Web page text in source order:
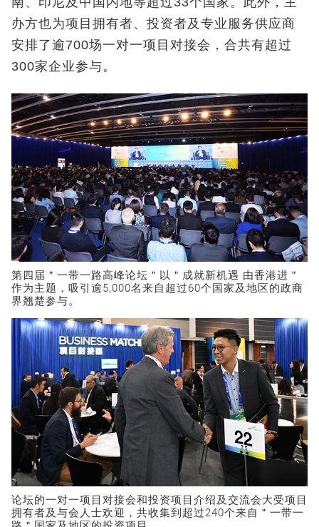
办方也为项目拥有者、投资者及专业服务供应商
安排了逾700场一对一项目对接会，合共有超过
300家企业参与。
第四届＂一带一路高峰论坛＂以＂成就新机遇 由香港进＂
作为主题，吸引逾5,000名来自超过60个国家及地区的政商
界翘楚参与。
论坛的一对一项目对接会和投资项目介绍及交流会大受项目
拥有者及与会人士欢迎，共收集到超过240个来自＂一带一